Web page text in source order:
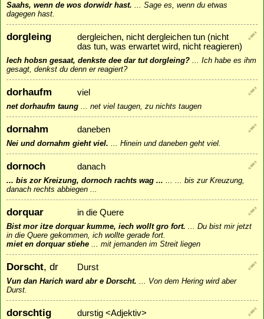
Saahs, wenn de wos dorwidr hast.
Sage es, wenn du etwas
dagegen hast.
dorgleing
dergleichen, nicht dergleichen tun (nicht
das tun, was erwartet wird, nicht reagieren)
Iech hobsn gesaat, denkste dee dar tut dorgleing?
Ich habe es ihm
gesagt, denkst du denn er reagiert?
dorhaufm viel
net dorhaufm taung net viel taugen, zu nichts taugen
dornahm daneben
Nei und dornahm gieht viel. Hinein und daneben geht viel.
dornoch danach
... bis zor Kreizung, dornoch rachts wag ...
... bis zur Kreuzung,
danach rechts abbiegen ...
dorquar in die Quere
Bist mor itze dorquar kumme, iech wollt gro fort.
Du bist mir jetzt
in die Quere gekommen, ich wollte gerade fort.
miet en dorquar stiehe
mit jemanden im Streit liegen
Dorscht, dr Durst
Vun dan Harich ward abr e Dorscht.
Von dem Hering wird aber
Durst.
dorschtig durstig <Adjektiv>